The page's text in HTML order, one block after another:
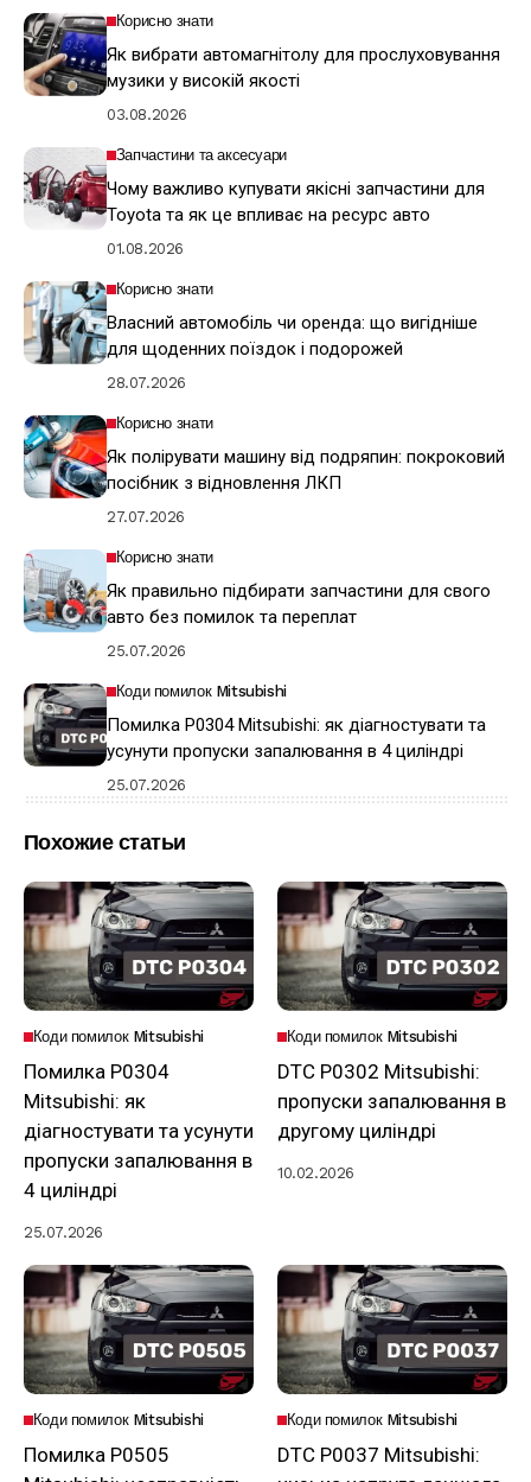
Корисно знати
Як вибрати автомагнітолу для прослуховування
музики у високій якості
03.08.2026
Запчастини та аксесуари
Чому важливо купувати якісні запчастини для
Toyota та як це впливає на ресурс авто
01.08.2026
Корисно знати
Власний автомобіль чи оренда: що вигідніше
для щоденних поїздок і подорожей
28.07.2026
Корисно знати
Як полірувати машину від подряпин: покроковий
посібник з відновлення ЛКП
27.07.2026
Корисно знати
Як правильно підбирати запчастини для свого
авто без помилок та переплат
25.07.2026
Коди помилок Mitsubishi
Помилка P0304 Mitsubishi: як діагностувати та
усунути пропуски запалювання в 4 циліндрі
25.07.2026
Похожие статьи
Коди помилок Mitsubishi
Помилка P0304
Mitsubishi: як
діагностувати та усунути
пропуски запалювання в
4 циліндрі
25.07.2026
Коди помилок Mitsubishi
DTC P0302 Mitsubishi:
пропуски запалювання в
другому циліндрі
10.02.2026
Коди помилок Mitsubishi
Помилка P0505
Коди помилок Mitsubishi
DTC P0037 Mitsubishi: